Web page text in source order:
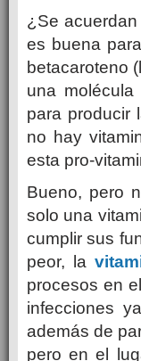
¿Se
es buena
betacaroteno
una
para producir
no hay
esta pro-
Bueno, pero
solo una
cumplir sus
peor, la
procesos en
infecciones
además de
pero en el